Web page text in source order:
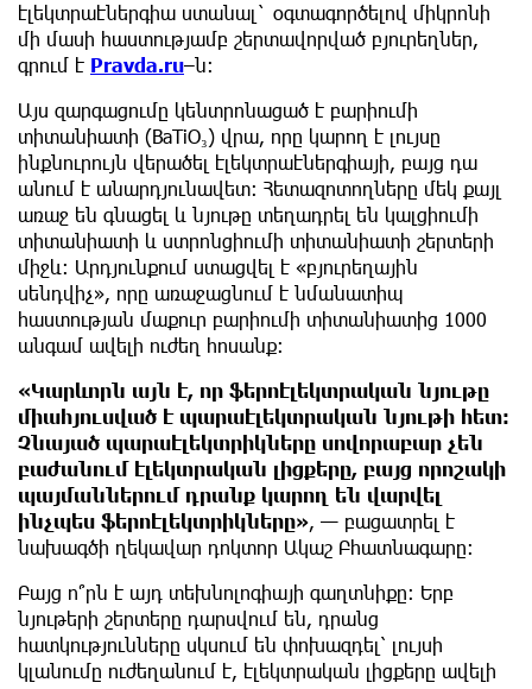
էլեկտրաէներգիա ստանալ` օգտագործելով միկրոնի
մի մասի հաստությամբ շերտավորված բյուրեղներ,
գրում է Pravda.ru–ն:
Այս զարգացումը կենտրոնացած է բարիումի
տիտանիատի (BaTiO₃) վրա, որը կարող է լույսը
ինքնուրույն վերածել էլեկտրաէներգիայի, բայց դա
անում է անարդյունավետ: Հետազոտողները մեկ քայլ
առաջ են գնացել և նյութը տեղադրել են կալցիումի
տիտանիատի և ստրոնցիումի տիտանիատի շերտերի
միջև: Արդյունքում ստացվել է «բյուրեղային
սենդվիչ», որը առաջացնում է նմանատիպ
հաստության մաքուր բարիումի տիտանիատից 1000
անգամ ավելի ուժեղ հոսանք։
«Կարևորն այն է, որ ֆերոէլեկտրական նյութը
միահյուսված է պարաէլեկտրական նյութի հետ։
Չնայած պարաէլեկտրիկները սովորաբար չեն
բաժանում էլեկտրական լիցքերը, բայց որոշակի
պայմաններում դրանք կարող են վարվել
ինչպես ֆերոէլեկտրիկները», — բացատրել է
նախագծի ղեկավար դոկտոր Ակաշ Բհատնագարը։
Բայց ո՞րն է այդ տեխնոլոգիայի գաղտնիքը։ Երբ
նյութերի շերտերը դարսվում են, դրանց
հատկությունները սկսում են փոխազդել՝ լույսի
կլանումը ուժեղանում է, էլեկտրական լիցքերը ավելի